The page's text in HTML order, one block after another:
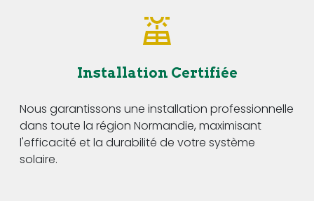
Installation Certifiée
Nous garantissons une installation professionnelle
dans toute la région Normandie, maximisant
l'efficacité et la durabilité de votre système
solaire.